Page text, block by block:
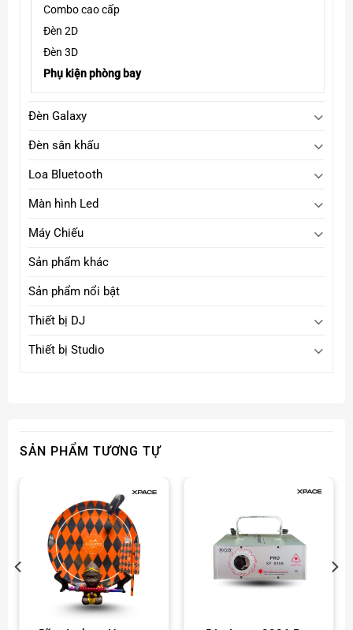
Combo cao cấp
Đèn 2D
Đèn 3D
Phụ kiện phòng bay
Đèn Galaxy
Đèn sân khấu
Loa Bluetooth
Màn hình Led
Máy Chiếu
Sản phẩm khác
Sản phẩm nổi bật
Thiết bị DJ
Thiết bị Studio
SẢN PHẨM TƯƠNG TỰ